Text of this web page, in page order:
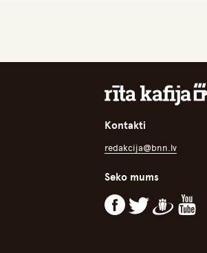
Kontakti
redakcija@bnn.lv
Seko mums